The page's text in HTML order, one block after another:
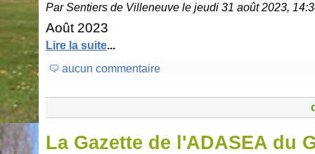
Par Sentiers de Villeneuve le jeudi 31 août 2023,
Août 2023
Lire la suite...
aucun commentaire
La Gazette de l'ADASEA du